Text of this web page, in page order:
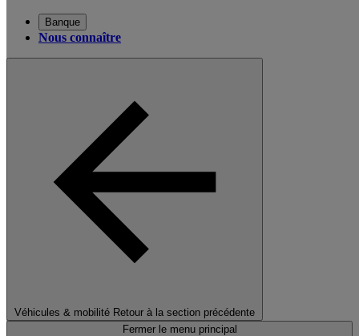
Banque
Nous connaître
Véhicules & mobilité Retour à la section précédente
Fermer le menu principal